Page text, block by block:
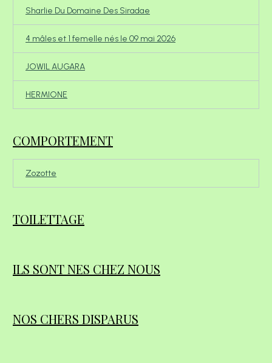
Sharlie Du Domaine Des Siradae
4 mâles et 1 femelle nés le 09 mai 2026
JOWIL AUGARA
HERMIONE
COMPORTEMENT
Zozotte
TOILETTAGE
ILS SONT NES CHEZ NOUS
NOS CHERS DISPARUS